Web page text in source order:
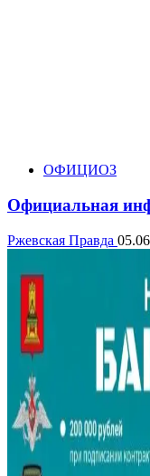
ОФИЦИОЗ
Официальная
Ржевская Правда